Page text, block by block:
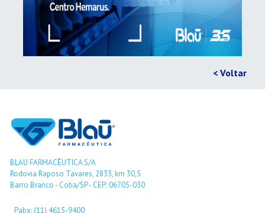
< Voltar
BLAU FARMACÊUTICA S/A
Rodovia Raposo Tavares, 2833, km 30,5
Barro Branco - Cotia/SP - CEP: 06705-030
Pabx: (11) 4615-9400